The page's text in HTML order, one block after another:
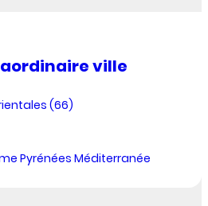
ville
(66)
Pyrénées Méditerranée